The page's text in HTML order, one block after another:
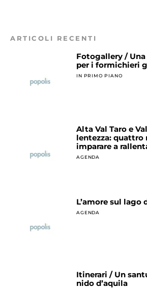
ARTICOLI RECENTI
Fotogallery / Una
per i formichieri
IN PRIMO PIANO
Alta Val Taro e
lentezza: quattro
imparare a
AGENDA
L’amore sul lago
AGENDA
Itinerari / Un
nido d’aquila